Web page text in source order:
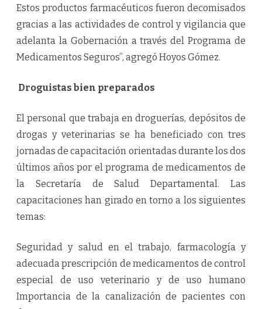
Estos productos farmacéuticos fueron decomisados
gracias a las actividades de control y vigilancia que
adelanta la Gobernación a través del Programa de
Medicamentos Seguros”, agregó Hoyos Gómez.
Droguistas bien preparados
El personal que trabaja en droguerías, depósitos de
drogas y veterinarias se ha beneficiado con tres
jornadas de capacitación orientadas durante los dos
últimos años por el programa de medicamentos de
la Secretaría de Salud Departamental. Las
capacitaciones han girado en torno a los siguientes
temas:
Seguridad y salud en el trabajo, farmacología y
adecuada prescripción de medicamentos de control
especial de uso veterinario y de uso humano
Importancia de la canalización de pacientes con